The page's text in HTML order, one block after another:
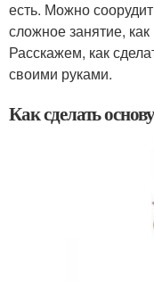
есть. Можно
сложное занятие,
Расскажем, как
своими руками.
Как сделать